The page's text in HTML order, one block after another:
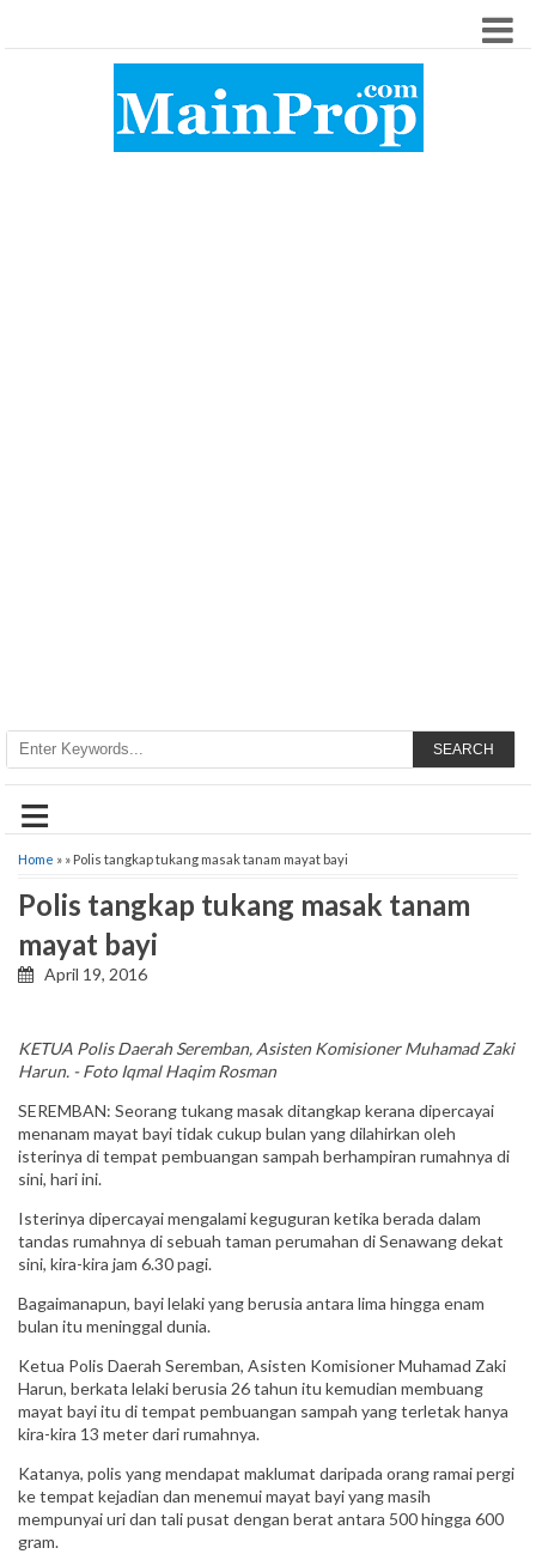
SEARCH
≡
Home » » Polis tangkap tukang masak tanam mayat bayi
Polis tangkap tukang masak tanam
mayat bayi
April 19, 2016
KETUA Polis Daerah Seremban, Asisten Komisioner Muhamad Zaki
Harun. - Foto Iqmal Haqim Rosman
SEREMBAN: Seorang tukang masak ditangkap kerana dipercayai
menanam mayat bayi tidak cukup bulan yang dilahirkan oleh
isterinya di tempat pembuangan sampah berhampiran rumahnya di
sini, hari ini.
Isterinya dipercayai mengalami keguguran ketika berada dalam
tandas rumahnya di sebuah taman perumahan di Senawang dekat
sini, kira-kira jam 6.30 pagi.
Bagaimanapun, bayi lelaki yang berusia antara lima hingga enam
bulan itu meninggal dunia.
Ketua Polis Daerah Seremban, Asisten Komisioner Muhamad Zaki
Harun, berkata lelaki berusia 26 tahun itu kemudian membuang
mayat bayi itu di tempat pembuangan sampah yang terletak hanya
kira-kira 13 meter dari rumahnya.
Katanya, polis yang mendapat maklumat daripada orang ramai pergi
ke tempat kejadian dan menemui mayat bayi yang masih
mempunyai uri dan tali pusat dengan berat antara 500 hingga 600
gram.